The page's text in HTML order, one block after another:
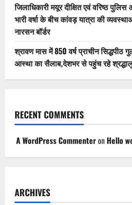
जिलाधिकारी मयूर दीक्षित एवं वरिष्ठ
भारी वर्षा के बीच कांवड़ यात्रा की
नारसन बॉर्डर
श्रावण मास में 850 वर्ष प्राचीन सिद्धपीठ
आस्था का सैलाब,देशभर से पहुंच रहे
RECENT COMMENTS
A WordPress Commenteron Hello
ARCHIVES